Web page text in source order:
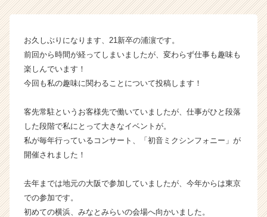
企
か
ス
ウ
ト
が
活
イ
お久しぶりになります、21新卒の浦濵です。
前回から時間が経ってしまいましたが、変わらず仕事も趣味も
楽しんでいます！
今回も私の趣味に関わることについて投稿します！
客先常駐というお客様先で働いていましたが、仕事がひと段落
した段階で私にとって大きなイベントが。
私が毎年行っているコンサート、「初音ミクシンフォニー」が
開催されました！
去年までは地元の大阪で参加していましたが、今年からは東京
での参加です。
初めての横浜、みなとみらいの会場へ向かいました。